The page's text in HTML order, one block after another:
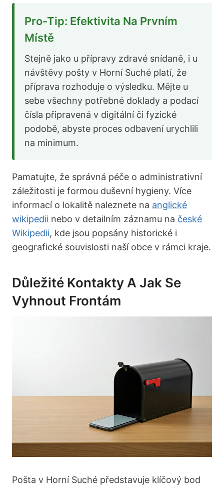
Pro-Tip: Efektivita Na Prvním
Místě
Stejně jako u přípravy zdravé snídaně, i u
návštěvy pošty v Horní Suché platí, že
příprava rozhoduje o výsledku. Mějte u
sebe všechny potřebné doklady a podací
čísla připravená v digitální či fyzické
podobě, abyste proces odbavení urychlili
na minimum.
Pamatujte, že správná péče o administrativní
záležitosti je formou duševní hygieny. Více
informací o lokalitě naleznete na anglické
wikipedii nebo v detailním záznamu na české
Wikipedii, kde jsou popsány historické i
geografické souvislosti naší obce v rámci kraje.
Důležité Kontakty A Jak Se
Vyhnout Frontám
Pošta v Horní Suché představuje klíčový bod